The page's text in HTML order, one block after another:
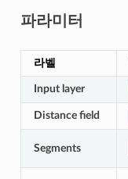
파라미터
라벨
Input layer
Distance field
Segments